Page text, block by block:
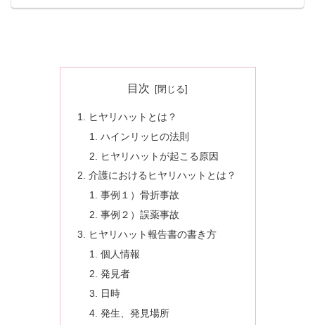
目次
ヒヤリハットとは？
ハインリッヒの法則
ヒヤリハットが起こる原因
介護におけるヒヤリハットとは？
事例１）骨折事故
事例２）誤薬事故
ヒヤリハット報告書の書き方
個人情報
発見者
日時
発生、発見場所